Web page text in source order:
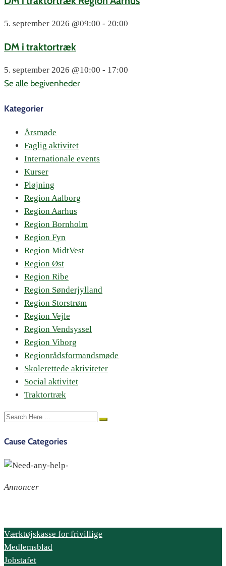
5. september 2026 @09:00 - 20:00
DM i traktortræk
5. september 2026 @10:00 - 17:00
Se alle begivenheder
Kategorier
Årsmøde
Faglig aktivitet
Internationale events
Kurser
Pløjning
Region Aalborg
Region Aarhus
Region Bornholm
Region Fyn
Region MidtVest
Region Øst
Region Ribe
Region Sønderjylland
Region Storstrøm
Region Vejle
Region Vendsyssel
Region Viborg
Regionrådsformandsmøde
Skolerettede aktiviteter
Social aktivitet
Traktortræk
Cause Categories
Annoncer
Værktøjskasse for frivillige
Medlemsblad
Jobstafet